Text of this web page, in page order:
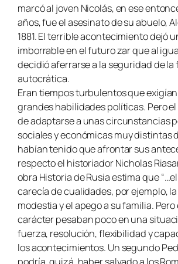
marcó al joven Nicolás, en ese
años, fue el asesinato de su abuelo,
1881. El terrible acontecimiento dejó
imborrable en el futuro zar que al
decidió aferrarse a la seguridad de la
autocrática.
Eran tiempos turbulentos que
grandes habilidades políticas. Pero
de adaptarse a unas circunstancias
sociales y económicas muy distintas
habían tenido que afrontar sus
respecto el historiador Nicholas
obra Historia de Rusiaestima que
carecía de cualidades, por ejemplo,
modestia y el apego a su familia.
carácter pesaban poco en una
fuerza, resolución, flexibilidad y
los acontecimientos. Un segundo